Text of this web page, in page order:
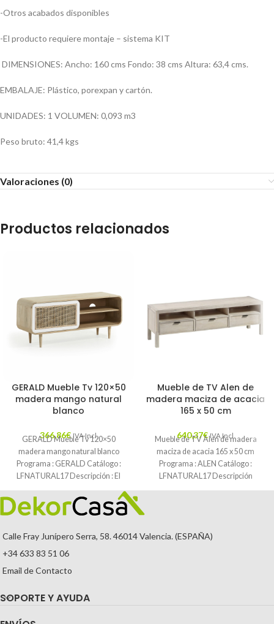
-Otros acabados disponibles
-El producto requiere montaje – sistema KIT
DIMENSIONES: Ancho: 160 cms Fondo: 38 cms Altura: 63,4 cms.
EMBALAJE: Plástico, porexpan y cartón.
UNIDADES: 1 VOLUMEN: 0,093 m3
Peso bruto: 41,4 kgs
Valoraciones (0)
Productos relacionados
GERALD Mueble Tv 120×50
madera mango natural
blanco
366,86€ IVA Incl.
GERALD Mueble Tv 120×50
madera mango natural blanco
Programa : GERALD Catálogo :
LFNATURAL17 Descripción : El
mueble TV Georg
Mueble de TV Alen de
madera maciza de acacia
165 x 50 cm
640,37€ IVA Incl.
Mueble de TV Alen de madera
maciza de acacia 165 x 50 cm
Programa : ALEN Catálogo :
LFNATURAL17 Descripción
Calle Fray Junípero Serra, 58. 46014 Valencia. (ESPAÑA)
+34 633 83 51 06
Email de Contacto
SOPORTE Y AYUDA